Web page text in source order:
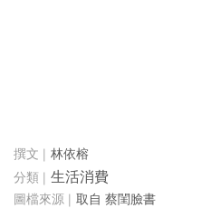
林依榕
生活消費
取自 蔡閨臉書